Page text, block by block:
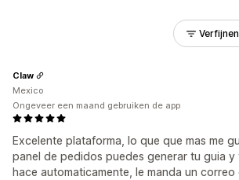
Verfijnen
Excelente plataforma, lo que que mas me
panel de pedidos puedes generar tu guia y
hace automaticamente, le manda un
Claw
Mexico
Ongeveer een maand gebruiken de app